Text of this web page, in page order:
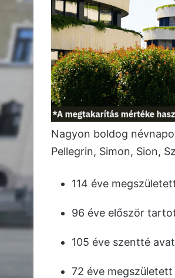
Nagyon boldog
Pellegrin, Simon, Sion,
114 éve
96 éve először
105 éve szentté
72 éve